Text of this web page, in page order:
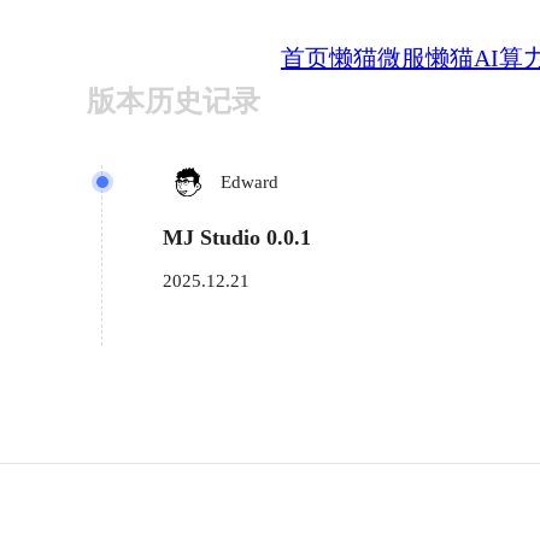
首页懒猫微服懒猫AI算
版本历史记录
Edward
MJ Studio 0.0.1
2025.12.21